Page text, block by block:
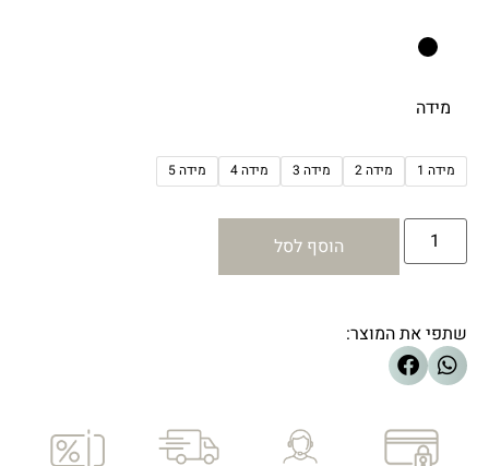
מידה
מידה 1 מידה 2 מידה 3 מידה 4 מידה 5
הוסף לסל
שתפי את המוצר: